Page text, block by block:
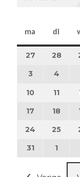
ma maandag
di
27 27 juli 2026
28 28
3 3 augustus
4 4
10 10 11 11
17 17 18 18
24 24 25 25
3131 augustus
1 1